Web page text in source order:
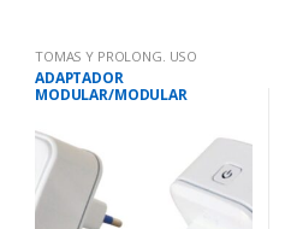
TOMAS Y PROLONG. USO
DOMESTICO
ADAPTADOR
MODULAR/MODULAR